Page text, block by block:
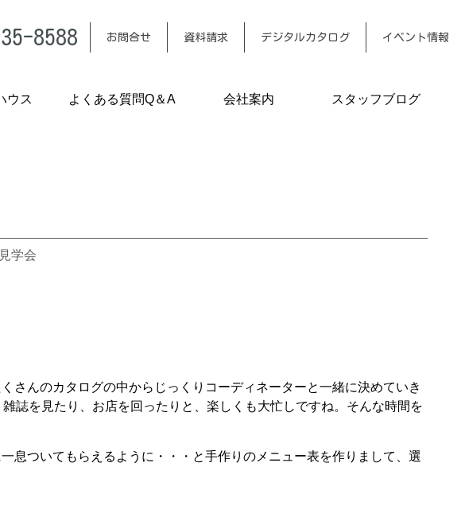
8588 お問合せ 資料請求 デジタルカタログ イベント情報
ウス よくある質問Q＆A 会社案内 スタッフブログ
学会
さんのカタログの中からじっくりコーディネーターと一緒に決めていき
誌を見たり、お店を回ったりと、楽しくも大忙しですね。そんな時間を
息ついてもらえるように・・・と手作りのメニュー表を作りまして、選